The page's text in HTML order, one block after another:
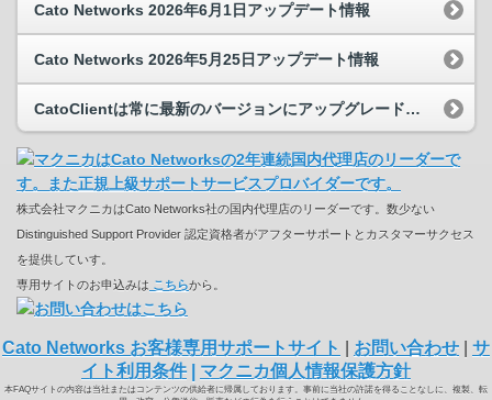
Cato Networks 2026年6月1日アップデート情報
Cato Networks 2026年5月25日アップデート情報
CatoClientは常に最新のバージョンにアップグレードされますか？
株式会社マクニカはCato Networks社の国内代理店のリーダーです。数少ない
Distinguished Support Provider 認定資格者がアフターサポートとカスタマーサクセス
を提供していす。
専用サイトのお申込みは こちらから。
Cato Networks お客様専用サポートサイト お問い合わせ
サ
イト利用条件| マクニカ個人情報保護方針
本FAQサイトの内容は当社またはコンテンツの供給者に帰属しております。事前に当社の許諾を得ることなしに、複製、転